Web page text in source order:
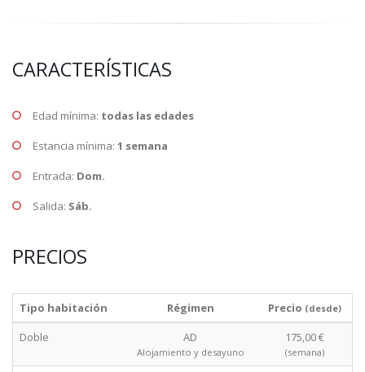
CARACTERÍSTICAS
Edad mínima: todas las edades
Estancia mínima: 1 semana
Entrada: Dom.
Salida: Sáb.
PRECIOS
Tipo habitación Régimen Precio (desde)
Doble AD
Alojamiento y desayuno
175,00 €
(semana)